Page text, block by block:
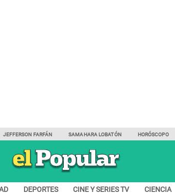
JEFFERSON FARFÁN SAMAHARA LOBATÓN HORÓSCOPO
DEPORTES CINE Y SERIES TV CIENCIA